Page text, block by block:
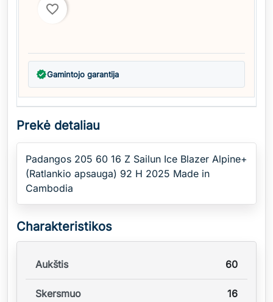
favorite_border
verifiedGamintojo garantija
Prekė detaliau
Padangos 205 60 16 Z Sailun Ice Blazer Alpine+
(Ratlankio apsauga) 92 H 2025 Made in
Cambodia
Charakteristikos
Aukštis 60
Skersmuo 16